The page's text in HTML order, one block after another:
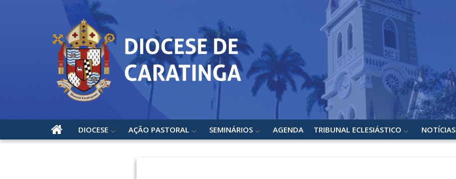
DIOCESE AÇÃO PASTORAL SEMINÁRIOS AGENDA TRIBUNAL ECLESIÁSTICO NOTÍCIAS